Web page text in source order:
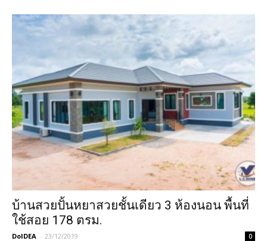
บ้านสวยปั้นหยาสวยชั้นเดียว 3 ห้องนอน พื้นที่
ใช้สอย 178 ตรม.
DoIDEA - 23/12/2019 0